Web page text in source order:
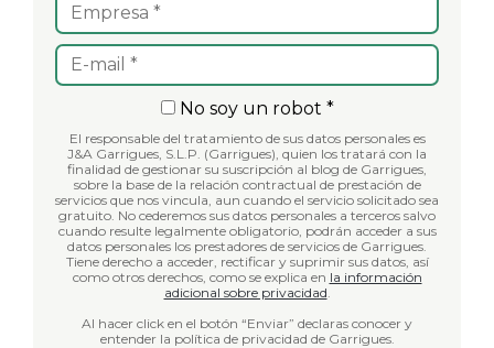
No soy un robot *
El responsable del tratamiento de sus datos personales es
J&A Garrigues, S.L.P. (Garrigues), quien los tratará con la
finalidad de gestionar su suscripción al blog de Garrigues,
sobre la base de la relación contractual de prestación de
servicios que nos vincula, aun cuando el servicio solicitado sea
gratuito. No cederemos sus datos personales a terceros salvo
cuando resulte legalmente obligatorio, podrán acceder a sus
datos personales los prestadores de servicios de Garrigues.
Tiene derecho a acceder, rectificar y suprimir sus datos, así
como otros derechos, como se explica en la información
adicional sobre privacidad
Al hacer click en el botón “Enviar” declaras conocer y
entender la política de privacidad de Garrigues.